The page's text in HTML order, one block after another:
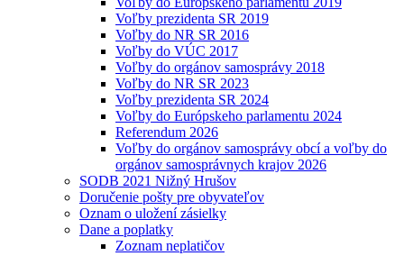
Voľby prezidenta SR 2019
Voľby do NR SR 2016
Voľby do VÚC 2017
Voľby do orgánov samosprávy 2018
Voľby do NR SR 2023
Voľby prezidenta SR 2024
Voľby do Európskeho parlamentu 2024
Referendum 2026
Voľby do orgánov samosprávy obcí a voľby do
orgánov samosprávnych krajov 2026
SODB 2021 Nižný Hrušov
Doručenie pošty pre obyvateľov
Oznam o uložení zásielky
Dane a poplatky
Zoznam neplatičov